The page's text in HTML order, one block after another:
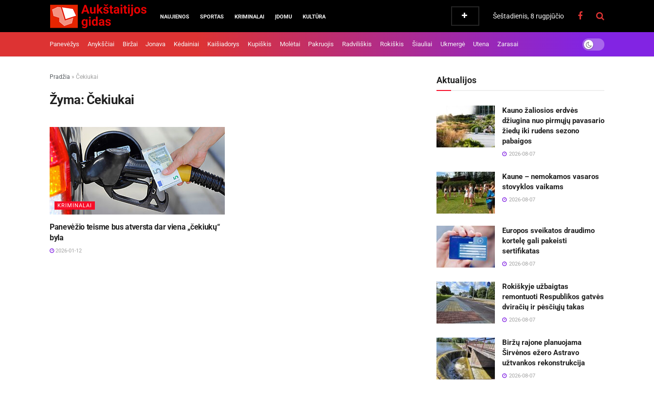
NAUJIENOS SPORTAS KRIMINALAI ĮDOMU KULTŪRA Šeštadienis, 8 rugpjūčio
Panevėžys Anykščiai Biržai Jonava Kėdainiai Kaišiadorys Kupiškis Molėtai Pakruojis Radviliškis Rokiškis Šiauliai Ukmergė Utena Zarasai
Pradžia » Čekiukai
Žyma: Čekiukai
KRIMINALAI
Panevėžio teisme bus atversta dar viena „čekiukų“
byla
2026-01-12
Aktualijos
Kauno žaliosios erdvės
džiugina nuo pirmųjų pavasario
žiedų iki rudens sezono
pabaigos
2026-08-07
Kaune – nemokamos vasaros
stovyklos vaikams
2026-08-07
Europos sveikatos draudimo
kortelę gali pakeisti
sertifikatas
2026-08-07
Rokiškyje užbaigtas
remontuoti Respublikos gatvės
dviračių ir pėsčiųjų takas
2026-08-07
Biržų rajone planuojama
Širvėnos ežero Astravo
užtvankos rekonstrukcija
2026-08-07